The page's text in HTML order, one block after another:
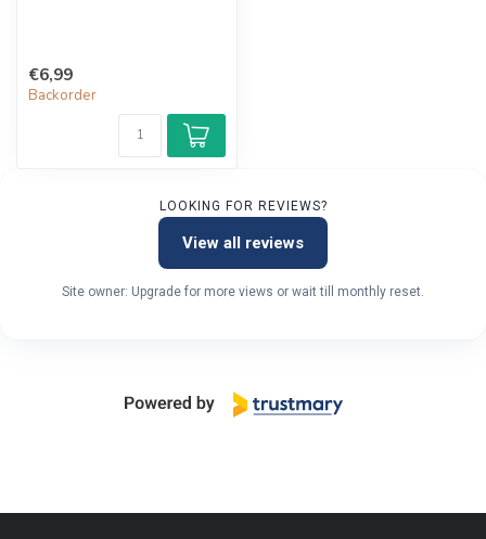
€6,99
Backorder
LOOKING FOR REVIEWS?
View all reviews
Site owner: Upgrade for more views or wait till monthly reset.